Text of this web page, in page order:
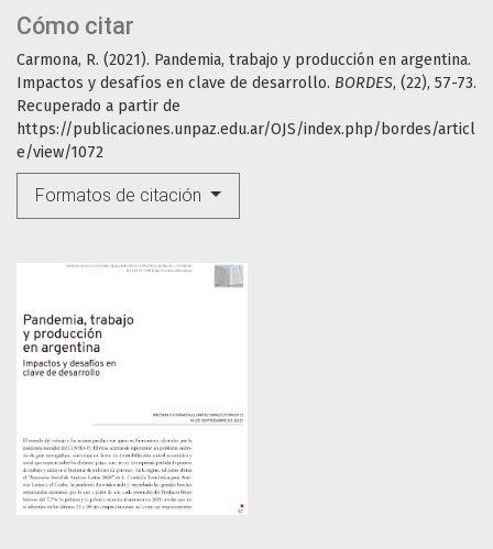
Cómo citar
Carmona, R. (2021). Pandemia, trabajo y producción en argentina.
Impactos y desafíos en clave de desarrollo. BORDES, (22), 57-73.
Recuperado a partir de
https://publicaciones.unpaz.edu.ar/OJS/index.php/bordes/articl
e/view/1072
Formatos de citación